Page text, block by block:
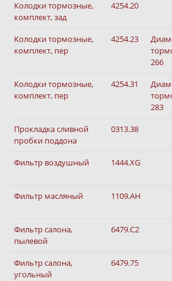
Колодки тормозные,
комплект, зад
4254.20
Колодки тормозные,
комплект, пер
4254.23
266
Колодки тормозные,
комплект, пер
4254.31
283
Прокладка сливной
пробки поддона
0313.38
Фильтр воздушный
1444.XG
Фильтр масляный
1109.AH
Фильтр салона,
пылевой
6479.C2
Фильтр салона,
угольный
6479.75